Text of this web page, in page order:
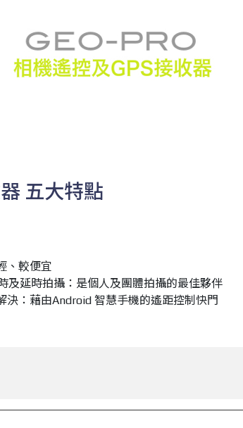
五大特點
、較便宜
及延時拍攝：是個人及團體拍攝的最佳夥伴
決：藉由Android 智慧手機的遙距控制快門